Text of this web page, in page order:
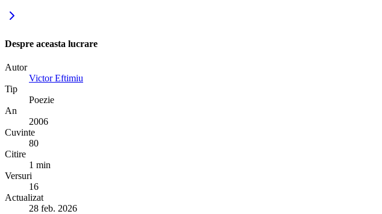
Despre aceasta lucrare
Autor
Victor Eftimiu
Tip
Poezie
An
2006
Cuvinte
80
Citire
1 min
Versuri
16
Actualizat
28 feb. 2026